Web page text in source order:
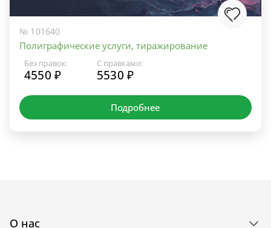
№ 101640
Полиграфические услуги, тиражирование
Без правок:
4550 ₽
С правками:
5530 ₽
Подробнее
О нас